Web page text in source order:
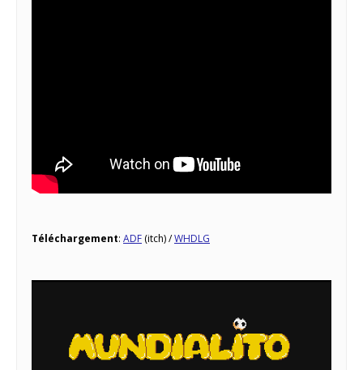
Téléchargement: ADF (itch) /WHDLG